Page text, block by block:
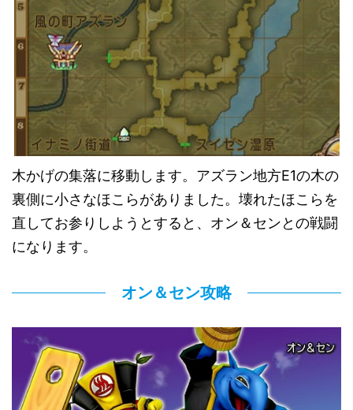
木かげの集落に移動します。アズラン地方E1の木の
裏側に小さなほこらがありました。壊れたほこらを
直してお参りしようとすると、オン＆センとの戦闘
になります。
オン＆セン攻略